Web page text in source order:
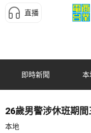
直播
即時新聞 本
26歲男警涉休班期
本地